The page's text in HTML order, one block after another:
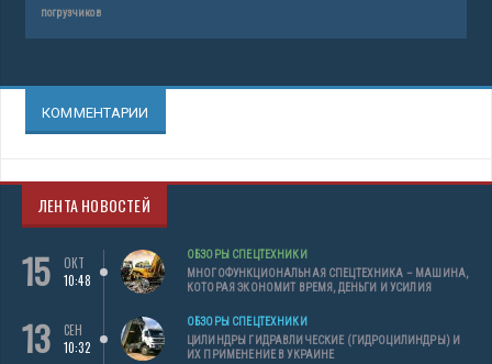
погрузчиков
КОММЕНТАРИИ
ЛЕНТА НОВОСТЕЙ
15
ОКТ
10:48
ОБЗОРЫ СПЕЦТЕХНИКИ
МНОГОФУНКЦИОНАЛЬНАЯ СПЕЦТЕХНИКА – МАШИНА,
КОТОРАЯ ЭКОНОМИТ ВРЕМЯ, ДЕНЬГИ И УСИЛИЯ
13
СЕН
10:32
ОБЗОРЫ СПЕЦТЕХНИКИ
ЦИЛИНДРЫ ГИДРАВЛИЧЕСКИЕ (ГИДРОЦИЛИНДРЫ) И
ИХ ПРИМЕНЕНИЕ В УКРАИНЕ